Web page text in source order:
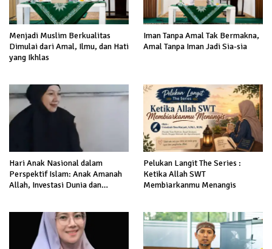
Menjadi Muslim Berkualitas
Dimulai dari Amal, Ilmu, dan Hati
yang Ikhlas
Iman Tanpa Amal Tak Bermakna,
Amal Tanpa Iman Jadi Sia-sia
Hari Anak Nasional dalam
Perspektif Islam: Anak Amanah
Allah, Investasi Dunia dan
Pelukan Langit The Series :
Ketika Allah SWT
Membiarkanmu Menangis